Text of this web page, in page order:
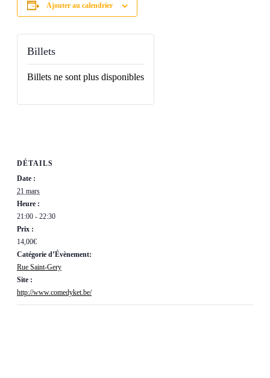
Ajouter au calendrier
DÉTAILS
Date :
21 mars
Heure :
21:00 - 22:30
Prix :
14,00€
Catégorie d’Évènement:
Rue Saint-Gery
Site :
http://www.comedyket.be/
Billets
Billets ne sont plus disponibles